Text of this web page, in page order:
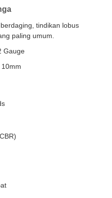
tindikan lobus
paling umum.
Gauge